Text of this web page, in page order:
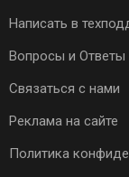
Написать в
Вопросы и Ответы
Связаться с нами
Реклама на сайте
Политика